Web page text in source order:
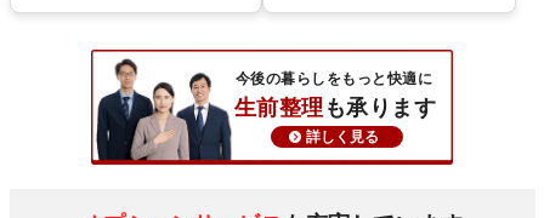
今後の暮らしをもっと快適に
生前整理 も承ります
詳しく見る